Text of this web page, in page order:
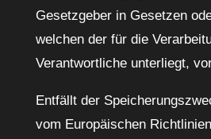
Gesetzgeber in Gesetzen
welchen der für die
Verantwortliche unterliegt,
Entfällt der
vom Europäischen